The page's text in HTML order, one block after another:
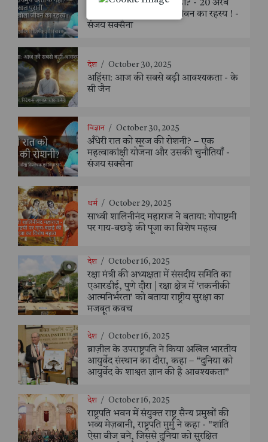
क्या हम सचमुच धरती के नहीं? - 20 अरब
साल पुरानी चट्टान ने खोला जीवन का रहस्य ! -
संजय सक्सैना
देश / October 30, 2025
अहिंसा: आज की सबसे बड़ी आवश्यकता - के
सी जैन
विज्ञान / October 30, 2025
अँधेरी रात को सूरज की रोशनी? – एक
महत्वाकांक्षी योजना और उसकी चुनौतियाँ -
संजय सक्सैना
धर्म / October 29, 2025
साध्वी शालिनीनंद महाराज ने बताया: गोपाष्टमी
पर गाय-बछड़े की पूजा का विशेष महत्व
देश / October 16, 2025
रक्षा मंत्री की अध्यक्षता में संसदीय समिति का
एआरडीई, पुणे दौरा | रक्षा क्षेत्र में ‘तकनीकी
आत्मनिर्भरता’ को बताया राष्ट्रीय सुरक्षा का
मजबूत कवच
देश / October 16, 2025
ब्राज़ील के उपराष्ट्रपति ने किया अखिल भारतीय
आयुर्वेद संस्थान का दौरा, कहा – “दुनिया को
आयुर्वेद के शाश्वत ज्ञान की है आवश्यकता”
देश / October 16, 2025
राष्ट्रपति भवन में संयुक्त राष्ट्र सैन्य प्रमुखों की
भव्य मेज़बानी, राष्ट्रपति मुर्मु ने कहा - "शांति
ऐसा बीज बने, जिससे दुनिया को सुरक्षित